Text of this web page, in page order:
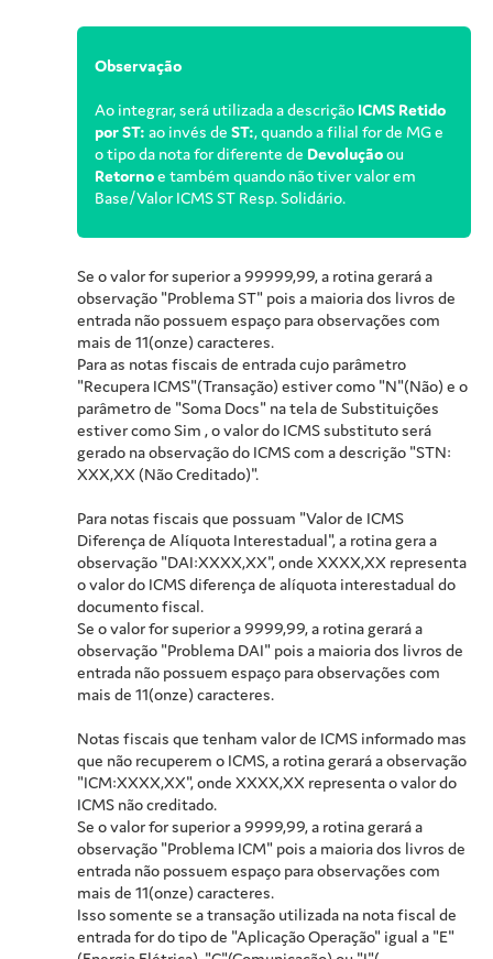
Observação
Ao integrar, será utilizada a descrição ICMS Retido
por ST: ao invés de ST:, quando a filial for de MG e
o tipo da nota for diferente de Devoluçãoou
Retornoe também quando não tiver valor em
Base/Valor ICMS ST Resp. Solidário.
Se o valor for superior a 99999,99, a rotina gerará a
observação "Problema ST" pois a maioria dos livros de
entrada não possuem espaço para observações com
mais de 11(onze) caracteres.
Para as notas fiscais de entrada cujo parâmetro
"Recupera ICMS"(Transação) estiver como "N"(Não) e o
parâmetro de "Soma Docs" na tela de Substituições
estiver como Sim , o valor do ICMS substituto será
gerado na observação do ICMS com a descrição "STN:
XXX,XX (Não Creditado)".
Para notas fiscais que possuam "Valor de ICMS
Diferença de Alíquota Interestadual", a rotina gera a
observação "DAI:XXXX,XX", onde XXXX,XX representa
o valor do ICMS diferença de alíquota interestadual do
documento fiscal.
Se o valor for superior a 9999,99, a rotina gerará a
observação "Problema DAI" pois a maioria dos livros de
entrada não possuem espaço para observações com
mais de 11(onze) caracteres.
Notas fiscais que tenham valor de ICMS informado mas
que não recuperem o ICMS, a rotina gerará a observação
"ICM:XXXX,XX", onde XXXX,XX representa o valor do
ICMS não creditado.
Se o valor for superior a 9999,99, a rotina gerará a
observação "Problema ICM" pois a maioria dos livros de
entrada não possuem espaço para observações com
mais de 11(onze) caracteres.
Isso somente se a transação utilizada na nota fiscal de
entrada for do tipo de "Aplicação Operação" igual a "E"